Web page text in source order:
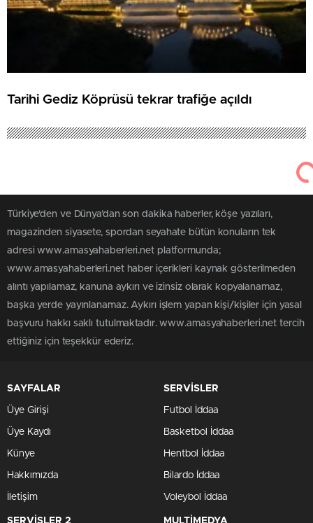
Tarihi Gediz Köprüsü tekrar trafiğe açıldı
Türkiye'den ve Dünya’dan son dakika haberler, köşe yazıları,
magazinden siyasete, spordan seyahate bütün konuların tek
adresi www.amasyahaberleri.net platformunda;
www.amasyahaberleri.net haber içerikleri kaynak gösterilmeden
alıntı yapılamaz, kanuna aykırı ve izinsiz olarak kopyalanamaz,
başka yerde yayınlanamaz. Aykırı işlem yapan kişi/kişiler için yasal
başvuru hakkı saklı tutulmaktadır. www.amasyahaberleri.net tercih
ettiğiniz için teşekkür ederiz.
SAYFALAR
Üye Girişi
Üye Kaydı
Künye
Hakkımızda
İletişim
SERVİSLER
Futbol İddaa
Basketbol İddaa
Hentbol İddaa
Bilardo İddaa
Voleybol İddaa
SERVİSLER 2 MULTİMEDYA